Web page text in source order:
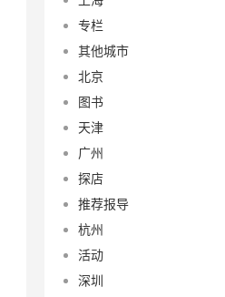
专栏
其他城市
北京
图书
天津
广州
探店
推荐报导
杭州
活动
深圳